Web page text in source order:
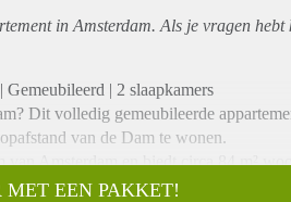
in Amsterdam. Als je vragen hebt
| 2 slaapkamers
Dit volledig gemeubileerde
van de Dam te wonen.
van Amsterdam en biedt circa 84 m²
openbaar vervoer en diverse
MET EEN PAKKET!